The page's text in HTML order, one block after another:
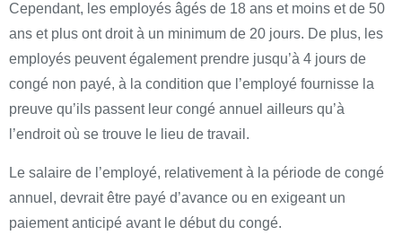
Cependant, les employés âgés de 18 ans et moins et de 50
ans et plus ont droit à un minimum de 20 jours. De plus, les
employés peuvent également prendre jusqu’à 4 jours de
congé non payé, à la condition que l’employé fournisse la
preuve qu’ils passent leur congé annuel ailleurs qu’à
l’endroit où se trouve le lieu de travail.
Le salaire de l’employé, relativement à la période de congé
annuel, devrait être payé d’avance ou en exigeant un
paiement anticipé avant le début du congé.